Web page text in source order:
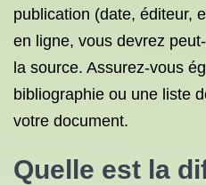
publication (date, éditeur,
en ligne, vous devrez
la source. Assurez-vous
bibliographie ou une liste
votre document.
Quelle est la